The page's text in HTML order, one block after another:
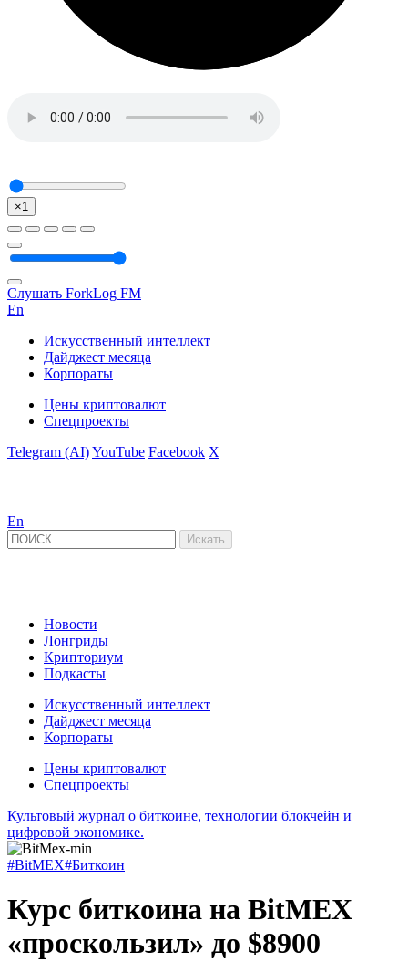
×1
Слушать ForkLog FM
En
Искусственный интеллект
Дайджест месяца
Корпораты
Цены криптовалют
Спецпроекты
Telegram (AI)YouTube Facebook X
En
Новости
Лонгриды
Крипториум
Подкасты
Искусственный интеллект
Дайджест месяца
Корпораты
Цены криптовалют
Спецпроекты
Культовый журнал о биткоине, технологии блокчейн и
цифровой экономике.
#BitMEX#Биткоин
Курс биткоина на BitMEX
«проскользил» до $8900